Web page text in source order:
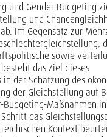
und Gender Budgeting
und
Im Gegensatz zur
sowie
das Ziel dieses
in der Schätzung des
der Gleichstellung auf
Budgeting-Maßnahmen
das
Kontext